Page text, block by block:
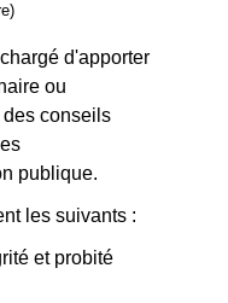
d'apporter
ou
conseils
publique.
les suivants :
et probité